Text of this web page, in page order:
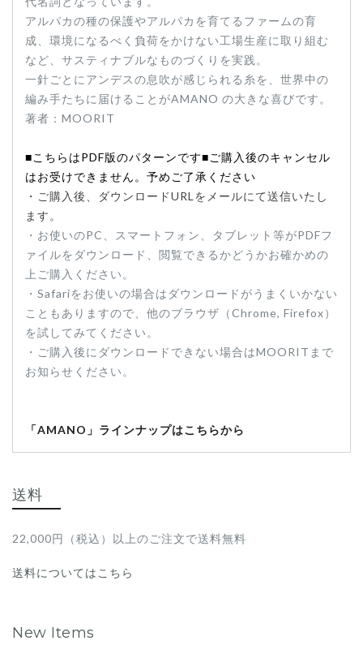
アルパカの種の保護やアルパカを育てるファームの育
成、環境になるべく負荷をかけない工場生産に取り組む
など、サスティナブルなものづくりを実践。
一針ごとにアンデスの息吹が感じられる糸を、世界中の
編み手たちに届けることがAMANO の大きな喜びです。
著者：MOORIT
■こちらはPDF版のパターンです■ご購入後のキャンセル
はお受けできません。予めご了承ください
・ご購入後、ダウンロードURLをメールにて送信いたし
ます。
・お使いのPC、スマートフォン、タブレット等がPDFフ
ァイルをダウンロード、閲覧できるかどうかお確かめの
上ご購入ください。
・Safariをお使いの場合はダウンロードがうまくいかない
こともありますので、他のブラウザ（Chrome, Firefox）
を試してみてください。
・ご購入後にダウンロードできない場合はMOORITまで
お知らせください。
「AMANO」ラインナップはこちらから
送料
22,000円（税込）以上のご注文で送料無料
送料についてはこちら
New Items